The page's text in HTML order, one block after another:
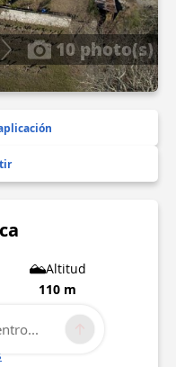
10 photo(s)
Altitud
110 m